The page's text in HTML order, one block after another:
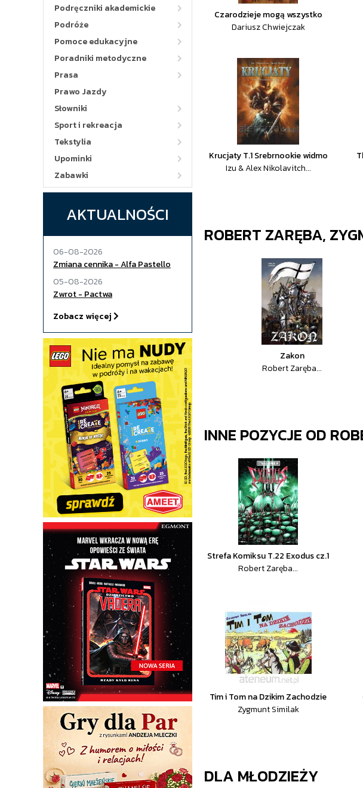
Podręczniki akademickie
Podróże
Pomoce edukacyjne
Poradniki metodyczne
Prasa
Prawo Jazdy
Słowniki
Sport i rekreacja
Tekstylia
Upominki
Zabawki
AKTUALNOŚCI
06-08-2026
Zmiana cennika - Alfa Pastello
05-08-2026
Zwrot - Pactwa
Zobacz więcej
Czarodzieje mogą wszystko
Dariusz Chwiejczak
Krucjaty T.1 Srebrnookie widmo
Izu & Alex Nikolavitch...
ROBERT ZARĘBA,
Zakon
Robert Zaręba...
INNE POZYCJE OD
Strefa Komiksu T.22 Exodus cz.1
Robert Zaręba...
Tim i Tom na Dzikim Zachodzie
Zygmunt Similak
DLA MŁODZIEŻY